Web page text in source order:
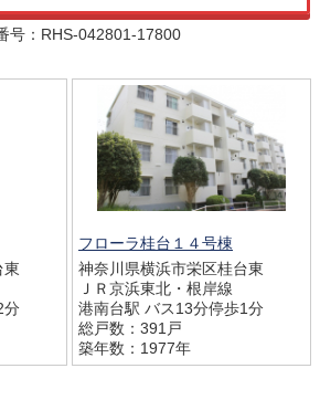
号：RHS-042801-17800
東
分
フローラ桂台１４号棟
神奈川県横浜市栄区桂台東
ＪＲ京浜東北・根岸線
港南台駅 バス13分停歩1分
総戸数：391戸
築年数：1977年